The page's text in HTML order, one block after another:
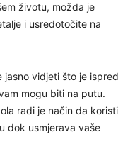
životu, možda je
i usredotočite na
jasno vidjeti što je ispred
mogu biti na putu.
radi je način da koristi
dok usmjerava vaše